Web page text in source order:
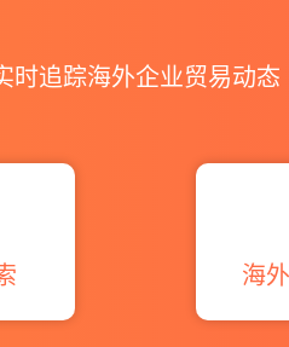
时追踪海外企业贸易动态
海